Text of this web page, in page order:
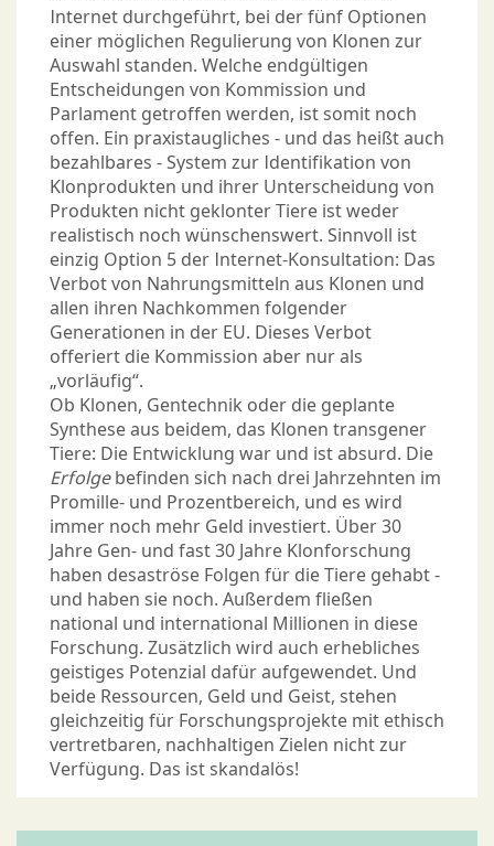
Internet durchgeführt, bei der fünf Optionen
einer möglichen Regulierung von Klonen zur
Auswahl standen. Welche endgültigen
Entscheidungen von Kommission und
Parlament getroffen werden, ist somit noch
offen. Ein praxistaugliches - und das heißt auch
bezahlbares - Sys­tem zur Identifikation von
Klonprodukten und ihrer Unterscheidung von
Produkten nicht geklonter Tiere ist weder
realistisch noch wünschenswert. Sinnvoll ist
einzig Option 5 der Internet-Konsultation: Das
Verbot von Nahrungsmitteln aus Klonen und
allen ihren Nachkommen folgender
Generationen in der EU. Dieses Verbot
offeriert die Kommission aber nur als
„vorläufig“.
Ob Klonen, Gentechnik oder die geplante
Synthese aus beidem, das Klonen transgener
Tiere: Die Entwicklung war und ist absurd. Die
Erfolgebefinden sich nach drei Jahrzehnten im
Promille- und Prozentbereich, und es wird
immer noch mehr Geld investiert. Über 30
Jahre Gen- und fast 30 Jahre Klonforschung
haben desaströse Folgen für die Tiere gehabt -
und haben sie noch. Außerdem fließen
national und international Millionen in diese
Forschung. Zusätzlich wird auch erhebliches
geistiges Potenzial dafür aufgewendet. Und
beide Ressourcen, Geld und Geist, stehen
gleichzeitig für Forschungsprojekte mit ethisch
vertretbaren, nachhaltigen Zielen nicht zur
Verfügung. Das ist skandalös!